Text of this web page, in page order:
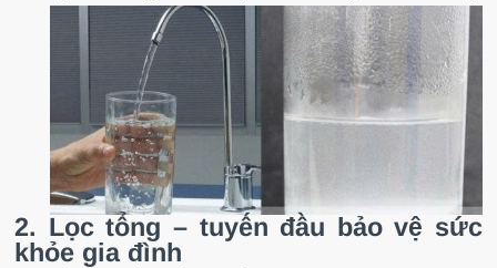
2. Lọc tổng – tuyến đầu bảo vệ sức
khỏe gia đình